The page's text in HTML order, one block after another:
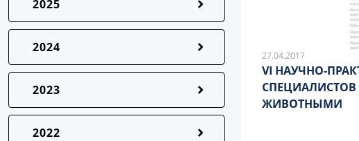
2025
2024
2023
2022
27.04.2017
VI НАУЧНО-
ЖИВОТНЫМИ